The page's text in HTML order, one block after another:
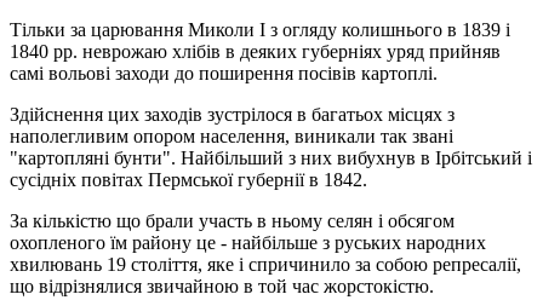
Тільки за царювання Миколи I з огляду колишнього в 1839 і
1840 рр. неврожаю хлібів в деяких губерніях уряд прийняв
самі вольові заходи до поширення посівів картоплі.
Здійснення цих заходів зустрілося в багатьох місцях з
наполегливим опором населення, виникали так звані
"картопляні бунти". Найбільший з них вибухнув в Ірбітський і
сусідніх повітах Пермської губернії в 1842.
За кількістю що брали участь в ньому селян і обсягом
охопленого їм району це - найбільше з руських народних
хвилювань 19 століття, яке і спричинило за собою репресалії,
що відрізнялися звичайною в той час жорстокістю.